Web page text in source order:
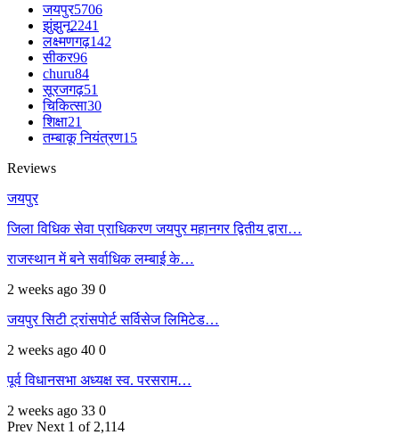
जयपुर5706
झुंझुनू2241
लक्ष्मणगढ़142
सीकर96
churu84
सूरजगढ़51
चिकित्सा30
शिक्षा21
तम्बाकू नियंत्रण15
Reviews
जयपुर
जिला विधिक सेवा प्राधिकरण जयपुर महानगर द्वितीय द्वारा…
राजस्थान में बने सर्वाधिक लम्बाई के…
2 weeks ago 39 0
जयपुर सिटी ट्रांसपोर्ट सर्विसेज लिमिटेड…
2 weeks ago 40 0
पूर्व विधानसभा अध्यक्ष स्व. परसराम…
2 weeks ago 33 0
Prev Next 1 of 2,114